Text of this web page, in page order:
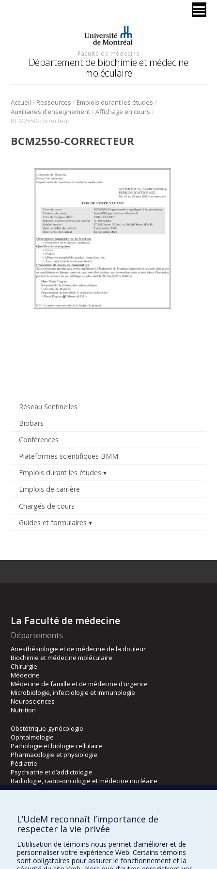
Faculté de médecine
Département de biochimie et médecine
moléculaire
Accueil / Ressources / Emplois durant les études /
Auxiliaires d’enseignement/Affichage en cours /
BCM2550-correcteur
Réseau Sentinelles
Biobars
Conférences
Plateformes scientifiques BMM
Emplois durant les études
Emplois de carrière
Chargés de cours
Guides et formulaires
BCM2550-CORRECTEUR
La Faculté de médecine
Départements
Anesthésiologie et de médecine de la douleur
Biochimie et médecine moléculaire
Chirurgie
Médecine
Médecine de famille et de médecine d’urgence
Microbiologie, infectiologie et immunologie
Neurosciences
Nutrition
Obstétrique-gynécologie
Ophtalmologie
Pathologie et biologie cellulaire
Pharmacologie et physiologie
Pédiatrie
Psychiatrie et d’addictologie
Radiologie, radio-oncologie et médecine nucléaire
Écoles
Kinésiologie et des sciences de l’activité physique
Orthophonie et audiologie
Réadaptation
L’UdeM reconnaît l’importance de
respecter la vie privée
L’utilisation de témoins nous permet d’améliorer et de
personnaliser votre expérience Web. Certains témoins
sont obligatoires pour assurer le fonctionnement et la